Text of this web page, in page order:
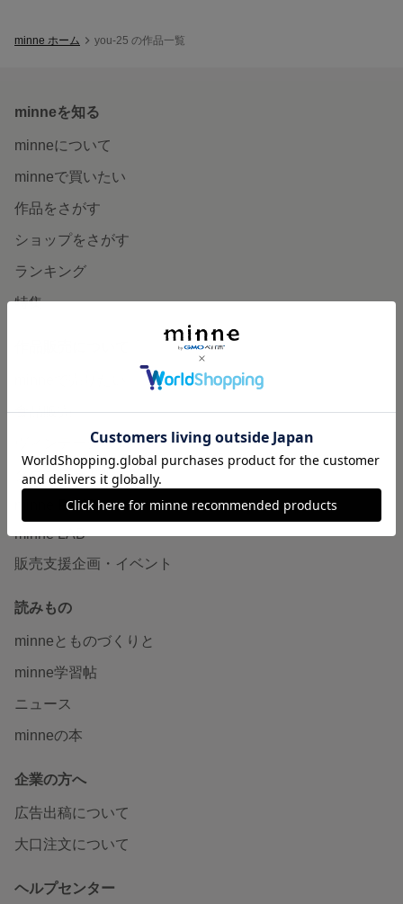
minne ホーム you-25 の作品一覧
minneを知る
minneについて
minneで買いたい
作品をさがす
ショップをさがす
ランキング
特集
食品販売
ヴィンテージ販売
ダウンロード販売
minne PLUS
minne LAB
販売支援企画・イベント
読みもの
minneとものづくりと
minne学習帖
ニュース
minneの本
企業の方へ
広告出稿について
大口注文について
ヘルプセンター